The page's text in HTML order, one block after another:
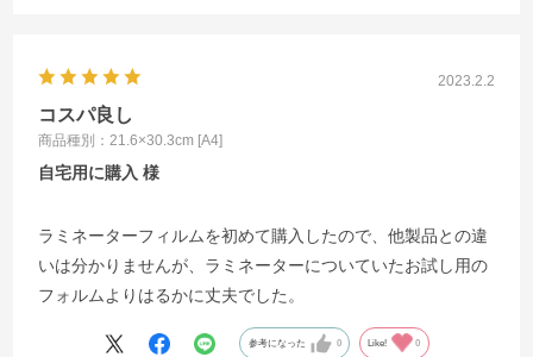
2023.2.2
コスパ良し
商品種別：21.6×30.3cm [A4]
自宅用に購入
ラミネーターフィルムを初めて購入したので、他製品との違
いは分かりませんが、ラミネーターについていたお試し用の
フォルムよりはるかに丈夫でした。
参考になった 0 Like! 0